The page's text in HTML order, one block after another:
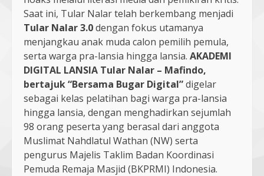
Saat ini, Tular Nalar telah berkembang menjadi
Tular Nalar 3.0dengan fokus utamanya
menjangkau anak muda calon pemilih pemula,
serta warga pra-lansia hingga lansia. AKADEMI
DIGITAL LANSIA Tular Nalar – Mafindo,
bertajuk “Bersama Bugar Digital”digelar
sebagai kelas pelatihan bagi warga pra-lansia
hingga lansia, dengan menghadirkan sejumlah
98 orang peserta yang berasal dari anggota
Muslimat Nahdlatul Wathan (NW) serta
pengurus Majelis Taklim Badan Koordinasi
Pemuda Remaja Masjid (BKPRMI) Indonesia.